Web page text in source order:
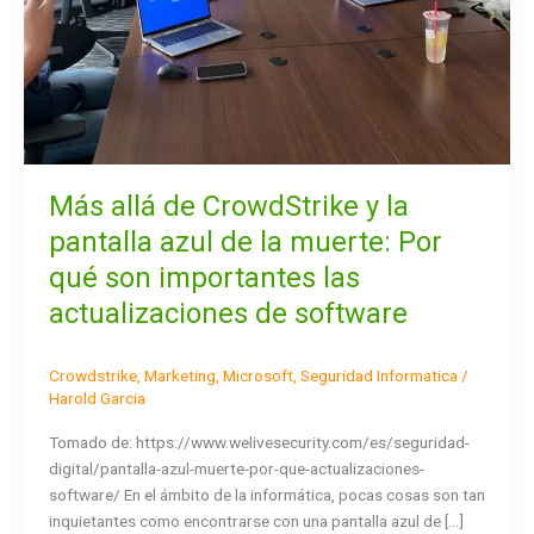
Más allá de CrowdStrike y la
pantalla azul de la muerte: Por
qué son importantes las
actualizaciones de software
Crowdstrike, Marketing Microsoft, Seguridad Informatica /
Harold Garcia
Tomado de: https://www.welivesecurity.com/es/seguridad-
digital/pantalla-azul-muerte-por-que-actualizaciones-
software/ En el ámbito de la informática, pocas cosas son tan
inquietantes como encontrarse con una pantalla azul de […]
la
muerte:
Por
qué
son
importantes
las
actualizaciones
de
software